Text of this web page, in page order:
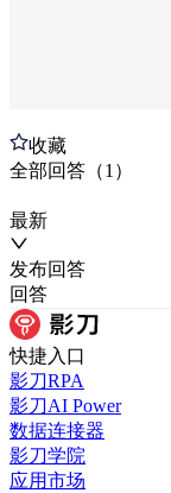
收藏
全部回答 （1 ）
最新
发布回答
回答
快捷入口
影刀RPA
影刀AI Power
数据连接器
影刀学院
应用市场